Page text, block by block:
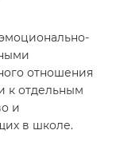
отношения
к отдельным
и
в школе.